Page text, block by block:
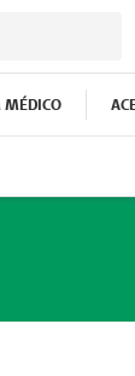
MÉDICO